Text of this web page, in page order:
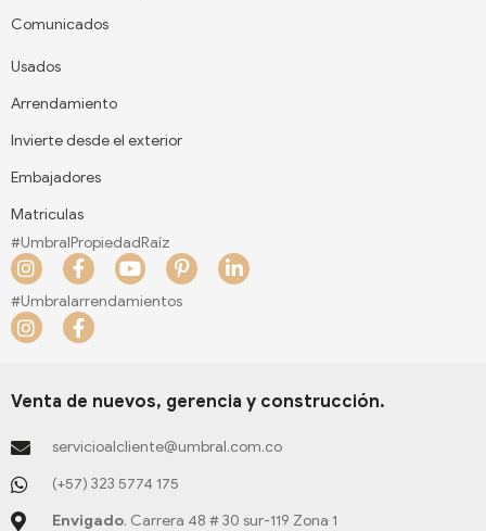
Comunicados
Usados
Arrendamiento
Invierte desde el exterior
Embajadores
Matriculas
#UmbralPropiedadRaíz
I
n
s
t
a
a
F
a
c
e
b
k
f
Y
o
u
P
i
n
s
-
p
L
i
n
i
n
#Umbralarrendamientos
I
n
a
r
a
m
F
a
b
o
k
-
f
Venta de nuevos, gerencia y construcción.
servicioalcliente@umbral.com.co
(+57) 323 5774 175
Envigado. Carrera 48 # 30 sur-119 Zona 1